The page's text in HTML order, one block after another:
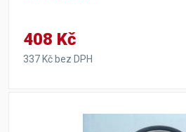
408 Kč
337 Kč bez DPH